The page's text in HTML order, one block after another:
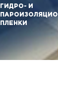
ГИДРО- И
ПЛЕНКИ